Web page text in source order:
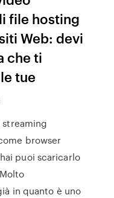
file hosting
Web: devi
che ti
tue
browser
puoi scaricarlo
in quanto è uno